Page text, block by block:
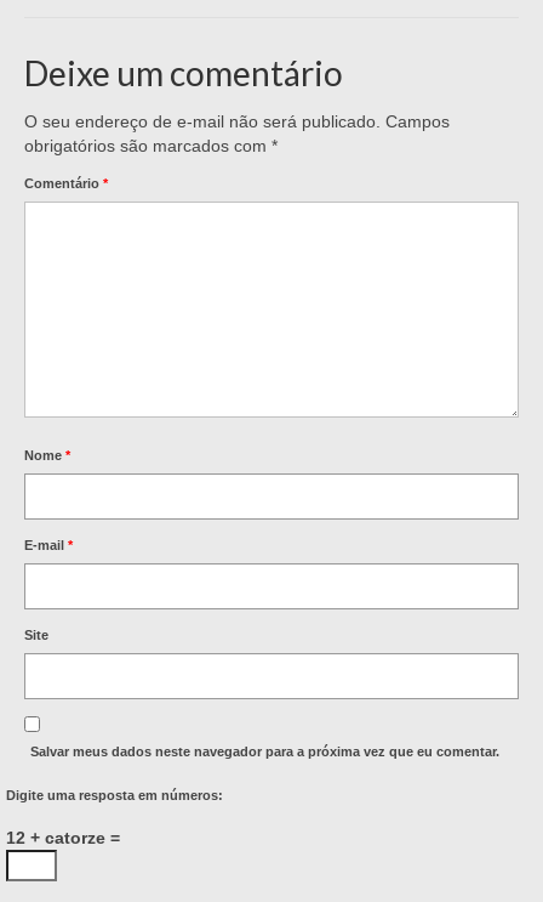
Deixe um comentário
O seu endereço de e-mail não será publicado. Campos
obrigatórios são marcados com *
Comentário *
Nome *
E-mail *
Site
Salvar meus dados neste navegador para a próxima vez que eu comentar.
Digite uma resposta em números:
12 + catorze =